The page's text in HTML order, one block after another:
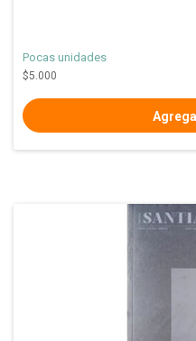
Pocas unidades
$5.000